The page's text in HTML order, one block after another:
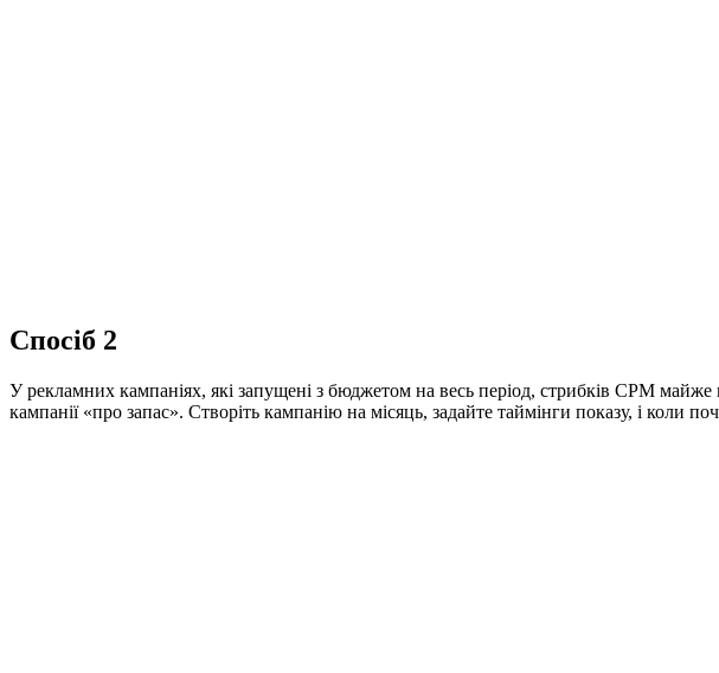
Спосіб 2
У рекламних кампаніях, які запущені з бюджетом на весь період, стрибків CPM
кампанії «про запас». Створіть кампанію на місяць, задайте таймінги показу, і коли